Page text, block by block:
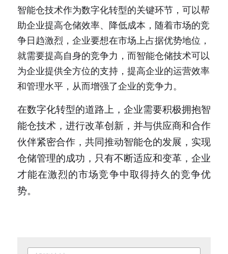
智能仓技术作为数字化转型的关键环节，可以帮
助企业提高仓储效率、降低成本，随着市场的竞
争日趋激烈，企业要想在市场上占据优势地位，
就需要提高自身的竞争力，而智能仓储技术可以
为企业提供全方位的支持，提高企业的运营效率
和管理水平，从而增强了企业的竞争力。
在数字化转型的道路上，企业需要积极拥抱智
能仓技术，进行改革创新，并与供应商和合作
伙伴紧密合作，共同推动智能仓的发展，实现
仓储管理的成功，只有不断适应和变革，企业
才能在激烈的市场竞争中取得持久的竞争优
势。